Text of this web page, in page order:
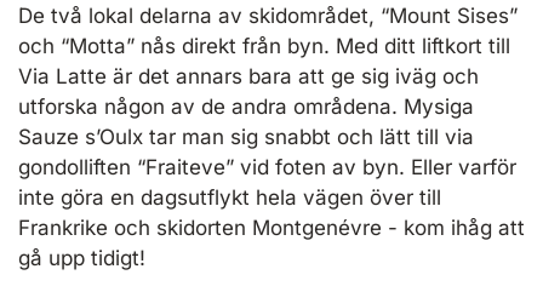
De två lokal delarna av skidområdet, “Mount Sises”
och “Motta” nås direkt från byn. Med ditt liftkort till
Via Latte är det annars bara att ge sig iväg och
utforska någon av de andra områdena. Mysiga
Sauze s’Oulx tar man sig snabbt och lätt till via
gondolliften “Fraiteve” vid foten av byn. Eller varför
inte göra en dagsutflykt hela vägen över till
Frankrike och skidorten Montgenévre - kom ihåg att
gå upp tidigt!